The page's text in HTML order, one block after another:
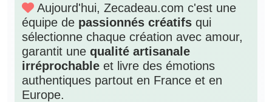
Aujourd'hui, Zecadeau.com c'est une
équipe de passionnés créatifs qui
sélectionne chaque création avec amour,
garantit une qualité artisanale
irréprochable et livre des émotions
authentiques partout en France et en
Europe.